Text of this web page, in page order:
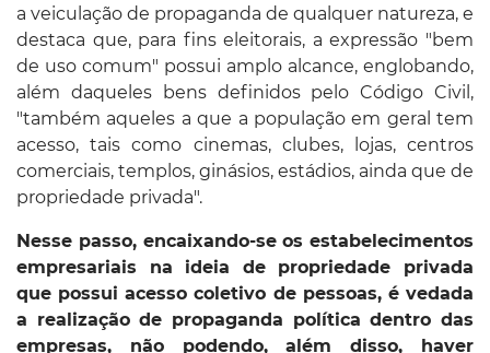
a veiculação de propaganda de qualquer natureza, e
destaca que, para fins eleitorais, a expressão "bem
de uso comum" possui amplo alcance, englobando,
além daqueles bens definidos pelo Código Civil,
"também aqueles a que a população em geral tem
acesso, tais como cinemas, clubes, lojas, centros
comerciais, templos, ginásios, estádios, ainda que de
propriedade privada".
Nesse passo, encaixando-se os estabelecimentos
empresariais na ideia de propriedade privada
que possui acesso coletivo de pessoas, é vedada
a realização de propaganda política dentro das
empresas, não podendo, além disso, haver